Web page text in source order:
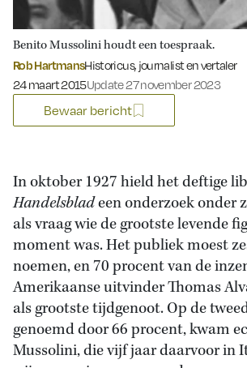
Benito Mussolini houdt een toespraak.
Rob HartmansHistoricus, journalist en vertaler
Gepubliceerd op:
24 maart 2015Update 27 november 2023
Bewaar bericht
In oktober 1927 hield het deftige
Handelsbladeen onderzoek onder
als vraag wie de grootste levende
moment was. Het publiek moest
noemen, en 70 procent van de
Amerikaanse uitvinder Thomas
als grootste tijdgenoot. Op de
genoemd door 66 procent, kwam
Mussolini, die vijf jaar daarvoor in